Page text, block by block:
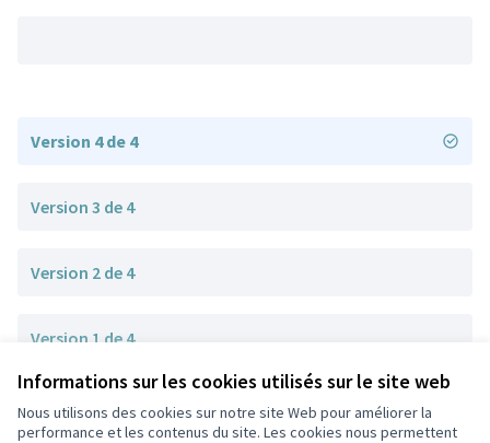
Informations sur les cookies utilisés sur le site web
Nous utilisons des cookies sur notre site Web pour améliorer la
performance et les contenus du site. Les cookies nous permettent
Version 4 de 4
Version 3 de 4
Version 2 de 4
Version 1 de 4
Conditions d'utilisation
Paramètres des cookies